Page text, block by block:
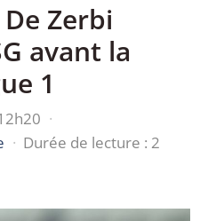
Zerbi
avant la
1
·
· Durée de lecture : 2